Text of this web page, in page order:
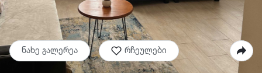
ნახე გალერეა რჩეულები